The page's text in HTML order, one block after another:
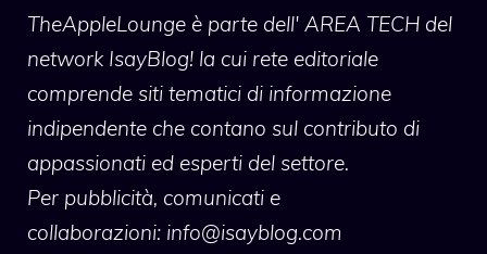
TheAppleLounge è parte dell' AREA TECH del
network IsayBlog! la cui rete editoriale
comprende siti tematici di informazione
indipendente che contano sul contributo di
appassionati ed esperti del settore.
Per pubblicità, comunicati e
collaborazioni: info@isayblog.com